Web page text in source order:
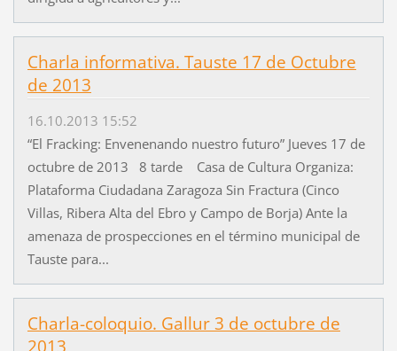
Charla informativa. Tauste 17 de Octubre
de 2013
16.10.2013 15:52
“El Fracking: Envenenando nuestro futuro” Jueves 17 de
octubre de 2013 8 tarde Casa de Cultura Organiza:
Plataforma Ciudadana Zaragoza Sin Fractura (Cinco
Villas, Ribera Alta del Ebro y Campo de Borja) Ante la
amenaza de prospecciones en el término municipal de
Tauste para...
Charla-coloquio. Gallur 3 de octubre de
2013